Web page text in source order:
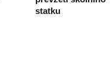
statku